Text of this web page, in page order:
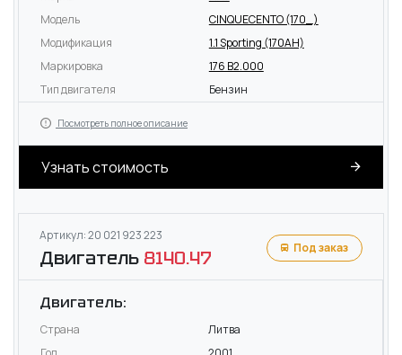
Модель
CINQUECENTO (170_)
Модификация
1.1 Sporting (170AH)
Маркировка
176 B2.000
Тип двигателя
Бензин
Посмотреть полное описание
Узнать стоимость
Артикул: 20 021 923 223
Двигатель 8140.47 Под заказ
Двигатель:
Страна
Литва